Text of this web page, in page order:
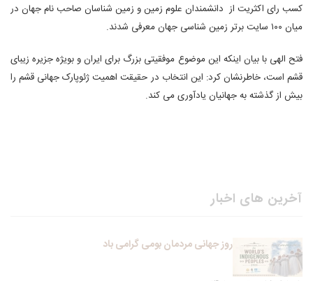
کسب رای اکثریت از دانشمندان علوم زمین و زمین شناسان صاحب نام جهان در
میان ۱۰۰ سایت برتر زمین شناسی جهان معرفی شدند.
فتح الهی با بیان اینکه این موضوع موفقیتی بزرگ برای ایران و بویژه جزیره زیبای
قشم است، خاطرنشان کرد: این انتخاب در حقیقت اهمیت ژئوپارک جهانی قشم را
بیش از گذشته به جهانیان یادآوری می کند.
آخرین های اخبار
روز جهانی مردمان بومی گرامی باد